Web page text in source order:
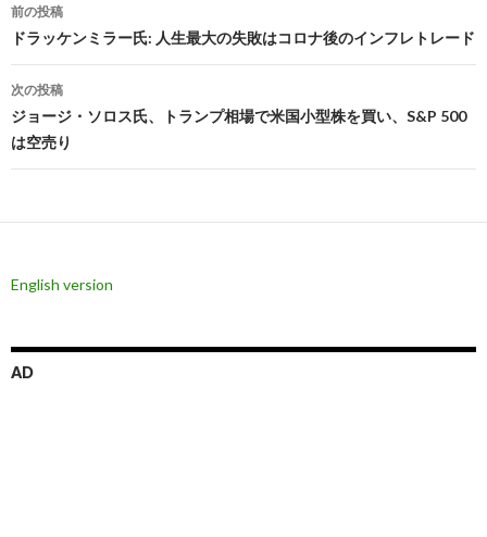
稿
ナ
ビ
ゲ
シ
前の投稿
ドラッケンミラー氏: 人生最大の失敗はコロナ後のインフレトレード
次の投稿
ジョージ・ソロス氏、トランプ相場で米国小型株を買い、S&P 500
は空売り
English version
AD